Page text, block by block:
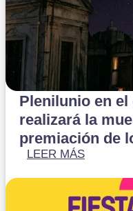
Plenilunio en
realizará la
premiación de
LEER MÁS